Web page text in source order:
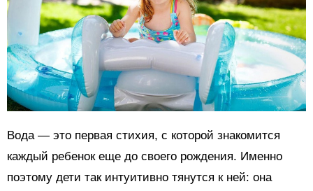
Вода — это первая стихия, с которой знакомится
каждый ребенок еще до своего рождения. Именно
поэтому дети так интуитивно тянутся к ней: она